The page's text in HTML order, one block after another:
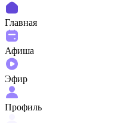
Главная
Афиша
Эфир
Профиль